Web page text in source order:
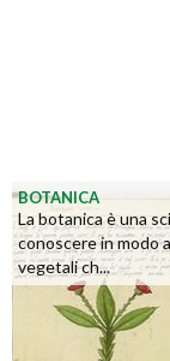
BOTANICA
La botanica è una
conoscere in modo
vegetali ch...